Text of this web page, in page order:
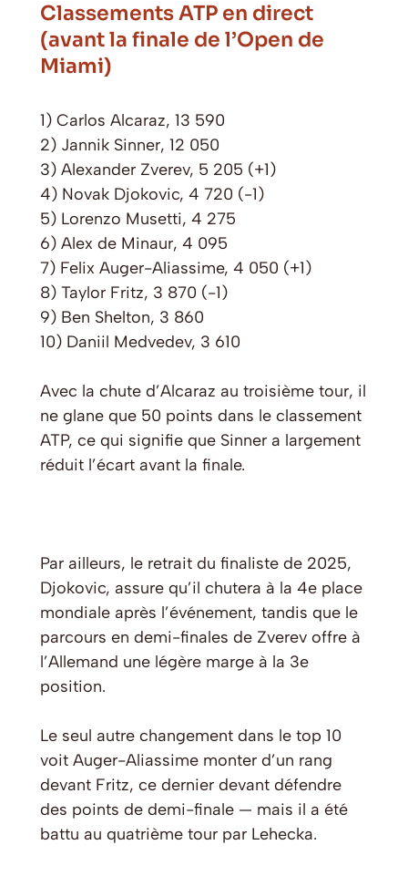
Classements ATP en direct
(avant la finale de l’Open de
Miami)
1) Carlos Alcaraz, 13 590
2) Jannik Sinner, 12 050
3) Alexander Zverev, 5 205 (+1)
4) Novak Djokovic, 4 720 (-1)
5) Lorenzo Musetti, 4 275
6) Alex de Minaur, 4 095
7) Felix Auger-Aliassime, 4 050 (+1)
8) Taylor Fritz, 3 870 (-1)
9) Ben Shelton, 3 860
10) Daniil Medvedev, 3 610
Avec la chute d’Alcaraz au troisième tour, il
ne glane que 50 points dans le classement
ATP, ce qui signifie que Sinner a largement
réduit l’écart avant la finale.
Par ailleurs, le retrait du finaliste de 2025,
Djokovic, assure qu’il chutera à la 4e place
mondiale après l’événement, tandis que le
parcours en demi-finales de Zverev offre à
l’Allemand une légère marge à la 3e
position.
Le seul autre changement dans le top 10
voit Auger-Aliassime monter d’un rang
devant Fritz, ce dernier devant défendre
des points de demi-finale — mais il a été
battu au quatrième tour par Lehecka.